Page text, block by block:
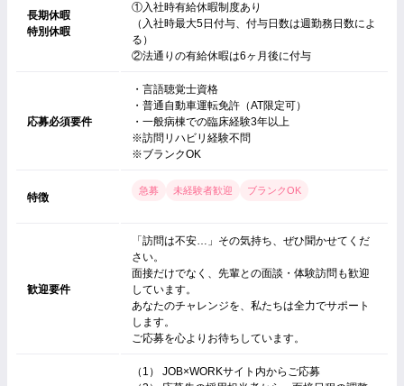
長期休暇
特別休暇
①入社時有給休暇制度あり
（入社時最大5日付与、付与日数は週勤務日数によ
る）
②法通りの有給休暇は6ヶ月後に付与
応募必須要件
・言語聴覚士資格
・普通自動車運転免許（AT限定可）
・一般病棟での臨床経験3年以上
※訪問リハビリ経験不問
※ブランクOK
特徴
急募 未経験者歓迎 ブランクOK
歓迎要件
「訪問は不安…」その気持ち、ぜひ聞かせてくだ
さい。
面接だけでなく、先輩との面談・体験訪問も歓迎
しています。
あなたのチャレンジを、私たちは全力でサポート
します。
ご応募を心よりお待ちしています。
（1） JOB×WORKサイト内からご応募